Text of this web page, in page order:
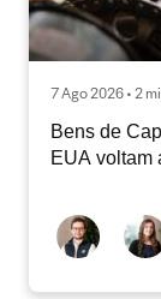
7 Ago 2026 • 2
Bens de
EUA voltam